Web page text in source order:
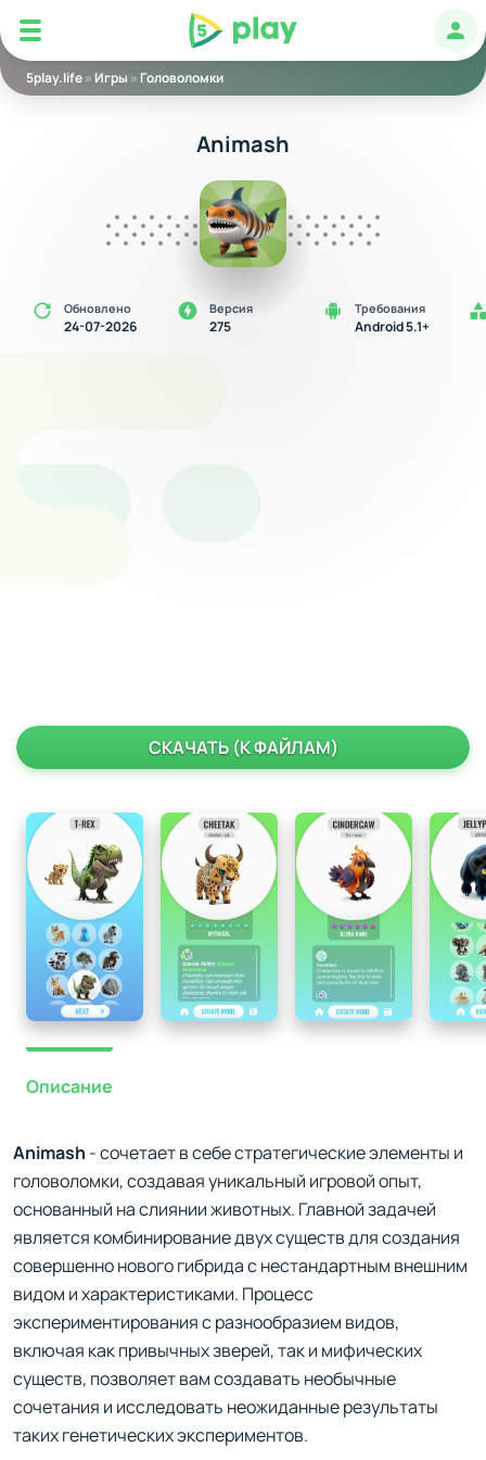
5play
5play.life» Игры » Головоломки
Animash
Обновлено
24-07-2026
Версия
275
Требования
Android 5.1+
СКАЧАТЬ (К ФАЙЛАМ)
Описание
Animash - сочетает в себе стратегические элементы и
головоломки, создавая уникальный игровой опыт,
основанный на слиянии животных. Главной задачей
является комбинирование двух существ для создания
совершенно нового гибрида с нестандартным внешним
видом и характеристиками. Процесс
экспериментирования с разнообразием видов,
включая как привычных зверей, так и мифических
существ, позволяет вам создавать необычные
сочетания и исследовать неожиданные результаты
таких генетических экспериментов.